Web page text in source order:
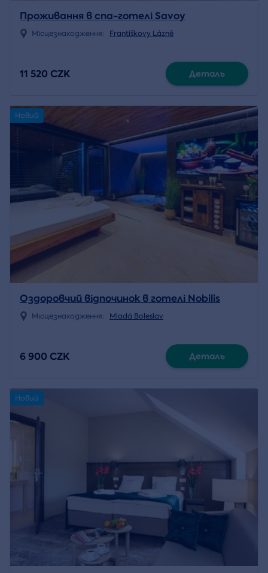
Проживання в спа-готелі Savoy
Місцезнаходження: Františkovy Lázně
11 520 CZK Деталь
Новий
Оздоровчий відпочинок в готелі Nobilis
Місцезнаходження: Mladá Boleslav
6 900 CZK Деталь
Новий